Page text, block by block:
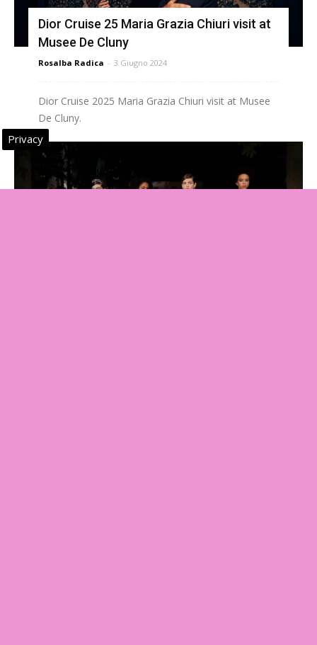
Dior Cruise 25 Maria Grazia Chiuri visit at
Musee De Cluny
Rosalba Radica - 3 Giugno 2024
Dior Cruise 2025 Maria Grazia Chiuri visit at Musee
De Cluny.
Privacy